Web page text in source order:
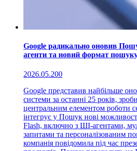
Google радикально оновив
агенти та новий формат
2026.05.200
Google представив найбільше
системи за останні 25 років,
центральним елементом роботи
інтегрує у Пошук нові
Flash, включно з ШІ-агентами,
запитами та персоналізованим
компанія повідомила під час